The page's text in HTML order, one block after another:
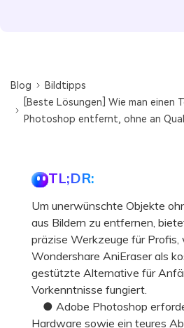
Blog
Bildtipps
[Beste Lösungen] Wie man einen
Photoshop entfernt, ohne an
TL;DR:
Um unerwünschte Objekte
aus Bildern zu entfernen,
präzise Werkzeuge für Profis,
Wondershare AniEraser als
gestützte Alternative für
Vorkenntnisse fungiert.
● Adobe Photoshop
Hardware sowie ein teures